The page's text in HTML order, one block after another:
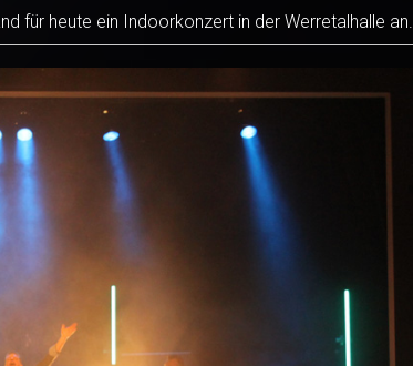
für heute ein Indoorkonzert in der Werretalhalle an.